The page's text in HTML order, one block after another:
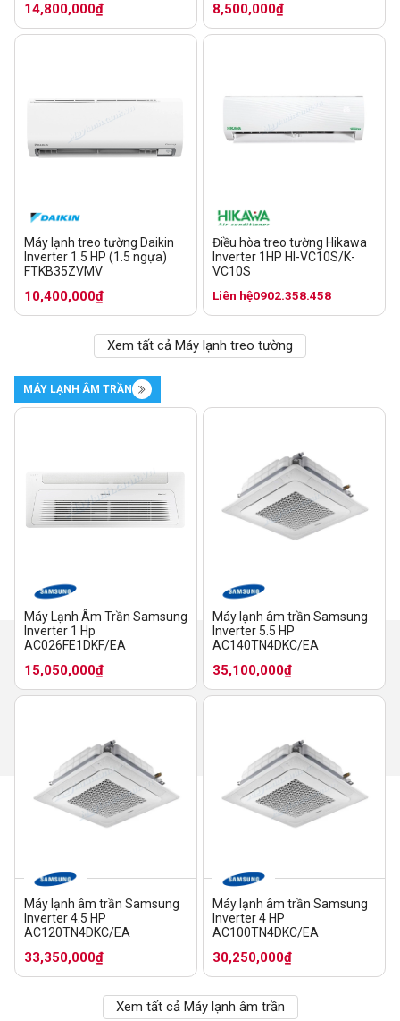
14,800,000₫ 8,500,000₫
Máy lạnh treo tường Daikin
Inverter 1.5 HP (1.5 ngựa)
FTKB35ZVMV
10,400,000₫
Điều hòa treo tường Hikawa
Inverter 1HP HI-VC10S/K-
VC10S
Liên hệ0902.358.458
Xem tất cả Máy lạnh treo tường
MÁY LẠNH ÂM TRẦN
Máy Lạnh Âm Trần Samsung
Inverter 1 Hp
AC026FE1DKF/EA
15,050,000₫
Máy lạnh âm trần Samsung
Inverter 5.5 HP
AC140TN4DKC/EA
35,100,000₫
Máy lạnh âm trần Samsung
Inverter 4.5 HP
AC120TN4DKC/EA
33,350,000₫
Máy lạnh âm trần Samsung
Inverter 4 HP
AC100TN4DKC/EA
30,250,000₫
Xem tất cả Máy lạnh âm trần